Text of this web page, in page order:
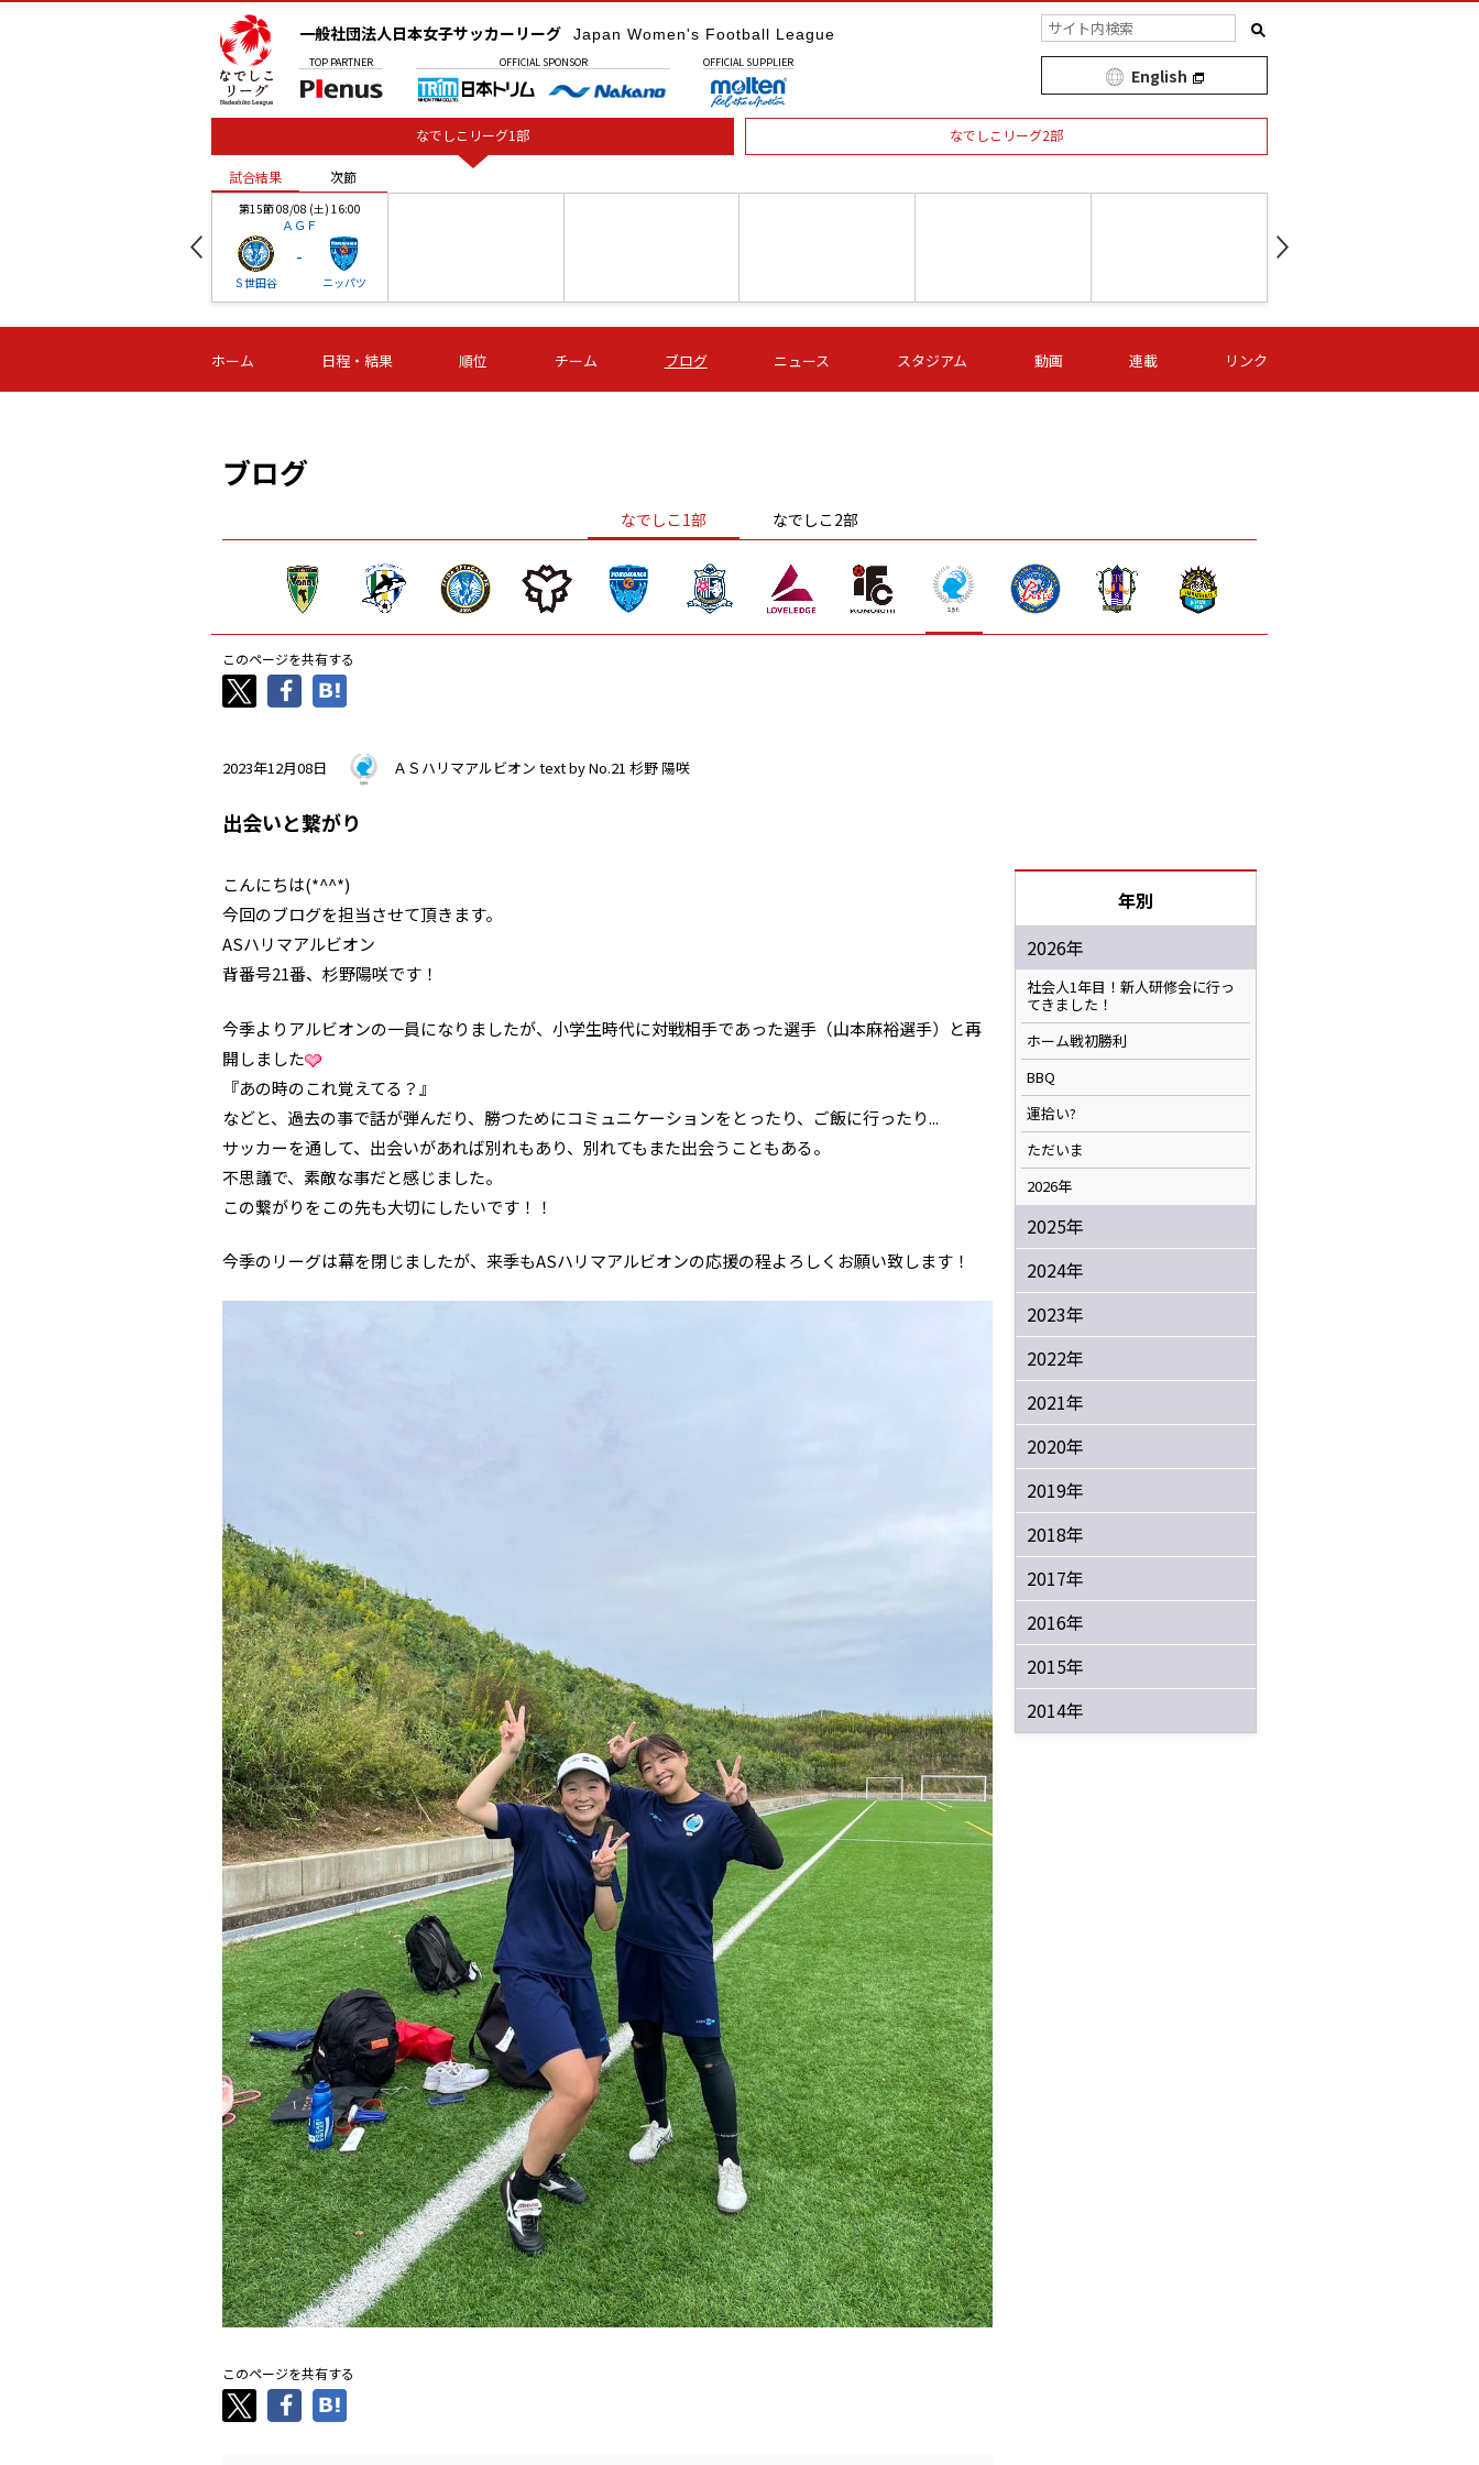
一般社団法人日本女子サッカーリーグ Japan Women's Football League
TOP PARTNER OFFICIAL SPONSOR OFFICIAL SUPPLIER
English
なでしこリーグ1部 なでしこリーグ2部
試合結果 次節
第15節 08/08 (土) 16:00
ＡＧＦ
Ｓ世田谷
-
ニッパツ
-
第16節 09/05 (土) 15:00
ニッパツ
-
第16節 09/05 (土) 15:00
石人の星
-
第16節 09/05 (土) 16:00
ＡＧＦ
-
いちご
-
第16節 09/06 (日) 15:00
-
第16節 09/06 (日) 15:00
- -
試合結果 次節
ホーム 日程・結果 順位 チーム ブログ ニュース スタジアム 動画 連載 リンク
ブログ
なでしこ1部 なでしこ2部
このページを共有する
2023年12月08日 ＡＳハリマアルビオン text by No.21 杉野 陽咲
出会いと繋がり
こんにちは(*^^*)
今回のブログを担当させて頂きます。
ASハリマアルビオン
背番号21番、杉野陽咲です！
今季よりアルビオンの一員になりましたが、小学生時代に対戦相手であった選手（山本麻裕選手）と再
開しました
『あの時のこれ覚えてる？』
などと、過去の事で話が弾んだり、勝つためにコミュニケーションをとったり、ご飯に行ったり...
サッカーを通して、出会いがあれば別れもあり、別れてもまた出会うこともある。
不思議で、素敵な事だと感じました。
この繋がりをこの先も大切にしたいです！！
今季のリーグは幕を閉じましたが、来季もASハリマアルビオンの応援の程よろしくお願い致します！
このページを共有する
年別
2026年
社会人1年目！新人研修会に行っ
てきました！
ホーム戦初勝利
BBQ
運拾い?
ただいま
2026年
2025年
2024年
2023年
2022年
2021年
2020年
2019年
2018年
2017年
2016年
2015年
2014年